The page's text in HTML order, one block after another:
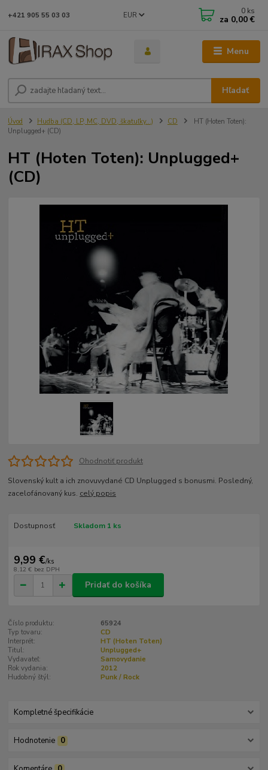
Menu
EUR
Hľadať
+421 905 55 03 03 0 ks
za 0,00 €
Úvod Hudba (CD, LP, MC, DVD, škatuľky...) CD
HT (Hoten Toten):
Unplugged+ (CD)
HT (Hoten Toten): Unplugged+
(CD)
Ohodnotiť produkt
Slovenský kult a ich znovuvydané CD Unplugged s bonusmi. Posledný,
zacelofánovaný kus. celý popis
Dostupnosť Skladom 1 ks
9,99 €/ks
8,12 € bez DPH
Pridať do košíka
Číslo produktu:
65924
Typ tovaru:
CD
Interprét:
HT (Hoten Toten)
Titul:
Unplugged+
Vydavateľ:
Samovydanie
Rok vydania:
2012
Hudobný štýl:
Punk / Rock
Kompletné špecifikácie
Hodnotenie 0